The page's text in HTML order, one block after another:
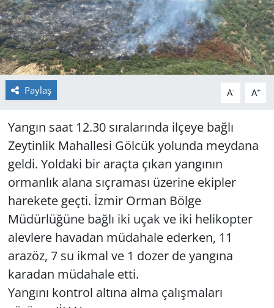
Paylaş A- A+
Yangın saat 12.30 sıralarında ilçeye bağlı
Zeytinlik Mahallesi Gölcük yolunda meydana
geldi. Yoldaki bir araçta çıkan yangının
ormanlık alana sıçraması üzerine ekipler
harekete geçti. İzmir Orman Bölge
Müdürlüğüne bağlı iki uçak ve iki helikopter
alevlere havadan müdahale ederken, 11
arazöz, 7 su ikmal ve 1 dozer de yangına
karadan müdahale etti.
Yangını kontrol altına alma çalışmaları
POLİTİKA
RESMİ İLANLAR
SAĞLIK
SPOR
Yerel